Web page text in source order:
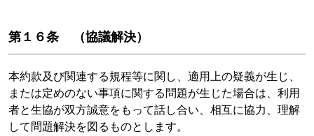
第１６条 （協議解決）
本約款及び関連する規程等に関し、適用上の疑義が生じ、
または定めのない事項に関する問題が生じた場合は、利用
者と生協が双方誠意をもって話し合い、相互に協力、理解
して問題解決を図るものとします。